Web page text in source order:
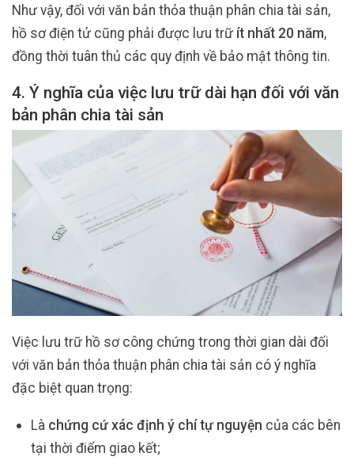
Như vậy, đối với văn bản thỏa thuận phân chia tài sản,
hồ sơ điện tử cũng phải được lưu trữ ít nhất 20 năm,
đồng thời tuân thủ các quy định về bảo mật thông tin.
4. Ý nghĩa của việc lưu trữ dài hạn đối với văn
bản phân chia tài sản
Việc lưu trữ hồ sơ công chứng trong thời gian dài đối
với văn bản thỏa thuận phân chia tài sản có ý nghĩa
đặc biệt quan trọng:
Là chứng cứ xác định ý chí tự nguyện của các bên
tại thời điểm giao kết;